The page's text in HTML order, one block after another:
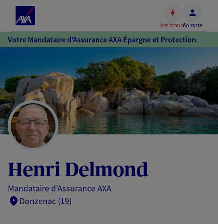
Accéder
au
principal
Accéder
au
pied
de
page
AssistanceCompte
Votre Mandataire d'Assurance AXA Épargne et Protection
Henri Delmond
Mandataire d'Assurance AXA
Donzenac (19)